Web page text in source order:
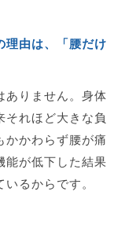
理由は、「腰だけ
ありません。身体
それほど大きな負
かかわらず腰が痛
能が低下した結果
るからです。